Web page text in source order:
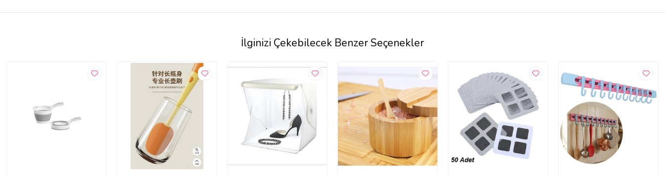
İlginizi Çekebilecek Benzer Seçenekler